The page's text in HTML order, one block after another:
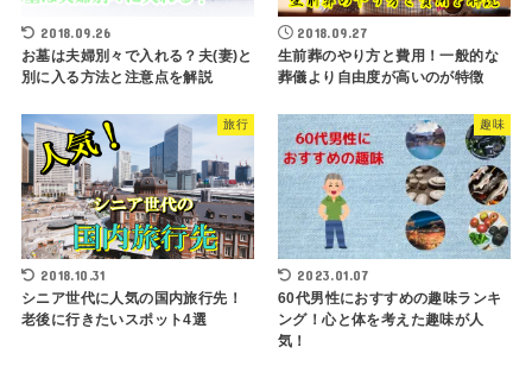
2018.09.26
お墓は夫婦別々で入れる？夫(妻)と
別に入る方法と注意点を解説
2018.09.27
生前葬のやり方と費用！一般的な
葬儀より自由度が高いのが特徴
旅行
2018.10.31
シニア世代に人気の国内旅行先！
老後に行きたいスポット4選
趣味
2023.01.07
60代男性におすすめの趣味ランキ
ング！心と体を考えた趣味が人
気！